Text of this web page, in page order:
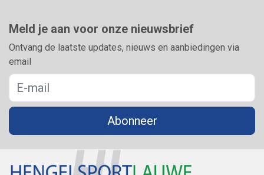
Meld je aan voor onze nieuwsbrief
Ontvang de laatste updates, nieuws en aanbiedingen via
email
Abonneer